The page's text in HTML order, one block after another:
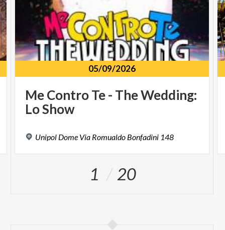
05/09/2026
MeControTe- TheWedding:
LoShow
Unipol Dome Via Romualdo Bonfadini 148
1 20